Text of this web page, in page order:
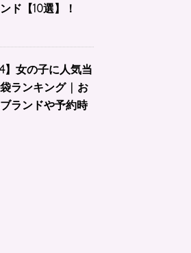
ド【10選】！
】女の子に人気当
ランキング | お
ランドや予約時